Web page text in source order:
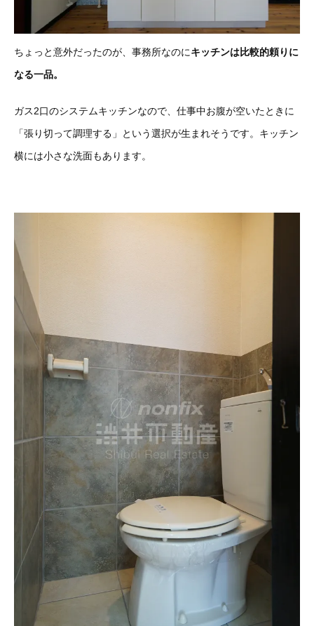
ちょっと意外だったのが、事務所なのにキッチンは比較的頼りに
なる一品。
ガス2口のシステムキッチンなので、仕事中お腹が空いたときに
「張り切って調理する」という選択が生まれそうです。キッチン
横には小さな洗面もあります。